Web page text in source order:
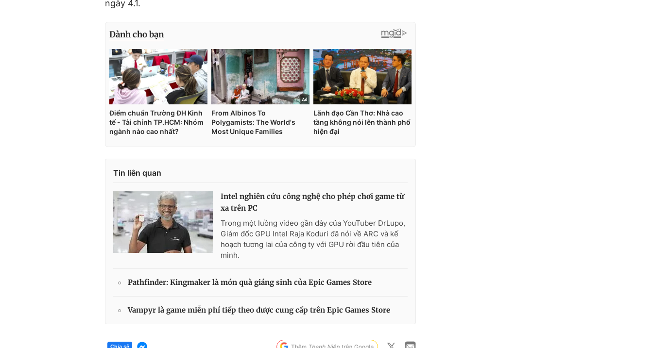
ngày 4.1.
Tin liên quan
Intel nghiên cứu công nghệ cho phép chơi game từ
xa trên PC
Trong một luồng video gần đây của YouTuber DrLupo,
Giám đốc GPU Intel Raja Koduri đã nói về ARC và kế
hoạch tương lai của công ty với GPU rời đầu tiên của
mình.
Pathfinder: Kingmaker là món quà giáng sinh của Epic Games Store
Vampyr là game miễn phí tiếp theo được cung cấp trên Epic Games Store
Chia sẻ